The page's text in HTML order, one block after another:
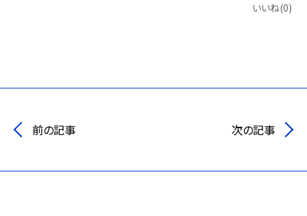
いいね(0)
前の記事 次の記事